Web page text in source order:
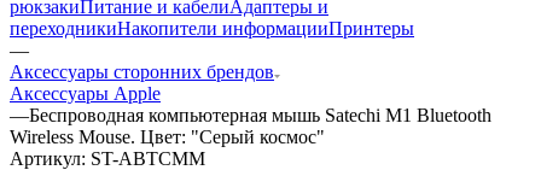
рюкзакиПитание и кабелиАдаптеры и
переходникиНакопители информацииПринтеры
—
Аксессуары сторонних брендов
Аксессуары Apple
—Беспроводная компьютерная мышь Satechi M1 Bluetooth
Wireless Mouse. Цвет: "Серый космос"
Артикул: ST-ABTCMM